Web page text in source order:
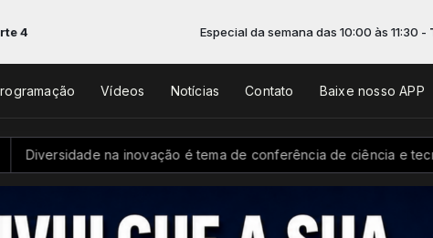
Especial da semana das 10:00 às 11:30 -Tocando agora:
Vídeos Notícias Contato Baixe nosso APP
é tema de conferência de ciência e tecnologia Mega